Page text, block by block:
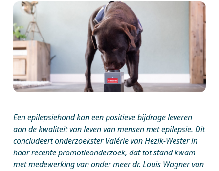
Een epilepsiehond kan een positieve bijdrage leveren
aan de kwaliteit van leven van mensen met epilepsie. Dit
concludeert onderzoekster Valérie van Hezik-Wester in
haar recente promotieonderzoek, dat tot stand kwam
met medewerking van onder meer dr. Louis Wagner van